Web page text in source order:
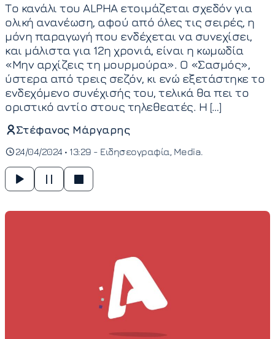
Το κανάλι του ALPHA ετοιμάζεται σχεδόν για
ολική ανανέωση, αφού από όλες τις σειρές, η
μόνη παραγωγή που ενδέχεται να συνεχίσει,
και μάλιστα για 12η χρονιά, είναι η κωμωδία
«Μην αρχίζεις τη μουρμούρα». Ο «Σασμός»,
ύστερα από τρεις σεζόν, κι ενώ εξετάστηκε το
ενδεχόμενο συνέχισής του, τελικά θα πει το
οριστικό αντίο στους τηλεθεατές. Η […]
Στέφανος Μάργαρης
24/04/2024 • 13:29 - Ειδησεογραφία Media